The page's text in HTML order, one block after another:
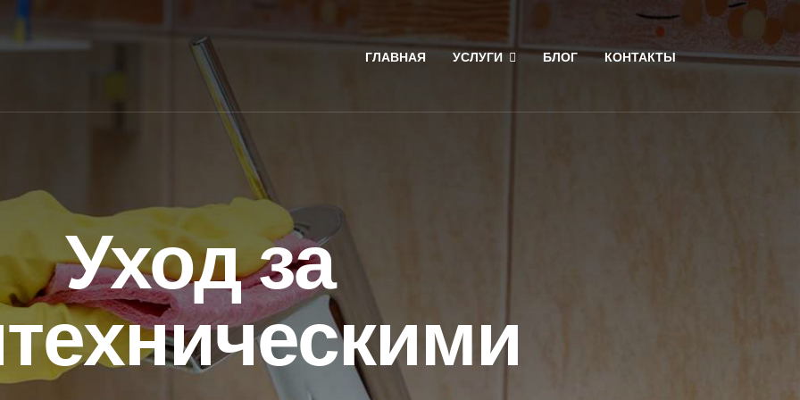
ГЛАВНАЯ УСЛУГИ БЛОГ КОНТАКТЫ
Уход за